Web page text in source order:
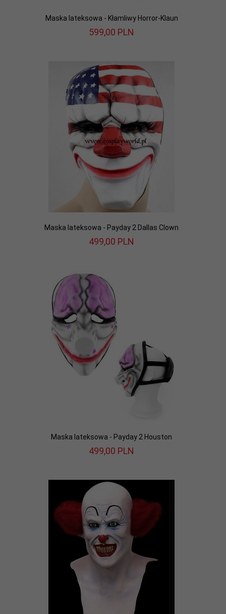
Maska lateksowa - Kłamliwy Horror-Klaun
599,00 PLN
Maska lateksowa - Payday 2 Dallas Clown
499,00 PLN
Maska lateksowa - Payday 2 Houston
499,00 PLN